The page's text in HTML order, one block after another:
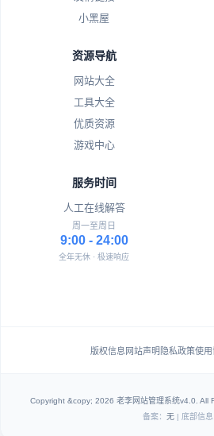
小黑屋
资源导航
网站大全
工具大全
优质资源
游戏中心
服务时间
人工在线解答
周一至周日
9:00 - 24:00
全年无休 · 极速响应
版权信息网站声明 隐私政策使用
Copyright &copy; 2026 老李网站管理系统v4.0. All
备案： 无| 底部信息